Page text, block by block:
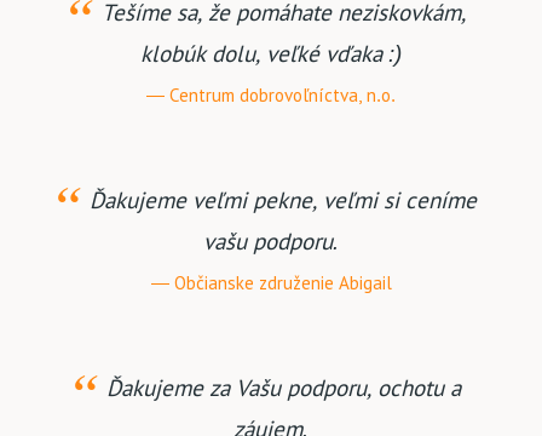
Tešíme sa, že pomáhate neziskovkám,
klobúk dolu, veľké vďaka :)
Centrum dobrovoľníctva, n.o.
Ďakujeme veľmi pekne, veľmi si ceníme
vašu podporu.
Občianske združenie Abigail
Ďakujeme za Vašu podporu, ochotu a
záujem.